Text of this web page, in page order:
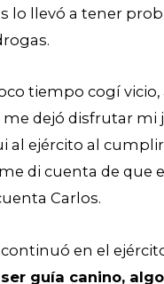
lo llevó a tener
tiempo cogí
dejó disfrutar mi
al ejército al cumplir
di cuenta de que
Carlos.
en el
guía canino,